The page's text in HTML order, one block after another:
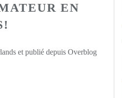
EN
et publié depuis Overblog